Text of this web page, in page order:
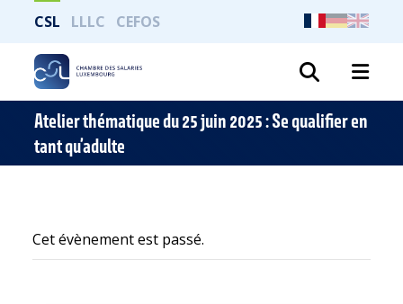
CSL LLLC CEFOS
Atelier thématique du 25 juin 2025 : Se qualifier en
tant qu’adulte
Cet évènement est passé.